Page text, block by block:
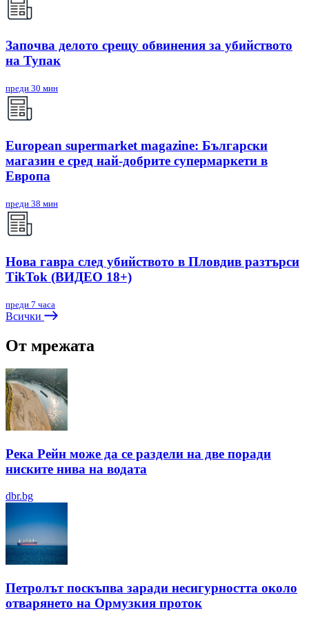
Започва делото срещу обвинения за убийството
на Тупак
преди 30 мин
European supermarket magazine: Български
магазин е сред най-добрите супермаркети в
Европа
преди 38 мин
Нова гавра след убийството в Пловдив разтърси
TikTok (ВИДЕО 18+)
преди 7 часа
Всички
От мрежата
Река Рейн може да се раздели на две поради
ниските нива на водата
dbr.bg
Петролът поскъпва заради несигурността около
отварянето на Ормузкия проток